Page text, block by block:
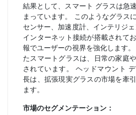
結果として、スマート グラスは急
まっています。 このようなグラス
センサー、加速度計、インテリジェ
インターネット接続が搭載されて
報でユーザーの視界を強化します
たスマートグラスは、日常の家庭
されています。 ヘッドマウント
長は、拡張現実グラスの市場を牽
ます。
市場のセグメンテーション：